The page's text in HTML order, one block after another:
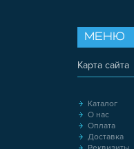
МЕНЮ
Карта сайта
Каталог
О нас
Оплата
Доставка